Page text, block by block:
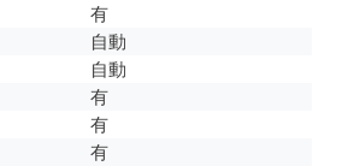
有
自動
自動
有
有
有